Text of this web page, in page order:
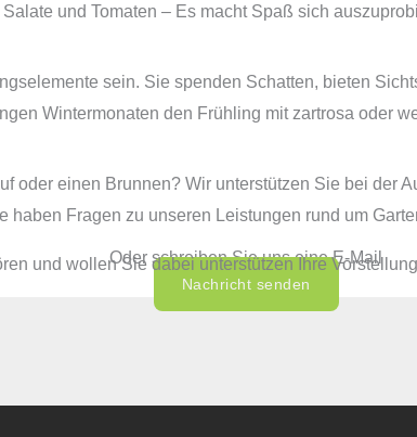
und Tomaten – Es macht Spaß sich
sein. Sie spenden Schatten, bieten
Wintermonaten den Frühling mit zartrosa oder
oder einen Brunnen? Wir unterstützen Sie bei der
und wollen Sie dabei unterstützen Ihre
haben Fragen zu unseren Leistungen rund um
Oder schreiben Sie uns eine E-Mail
Nachricht senden